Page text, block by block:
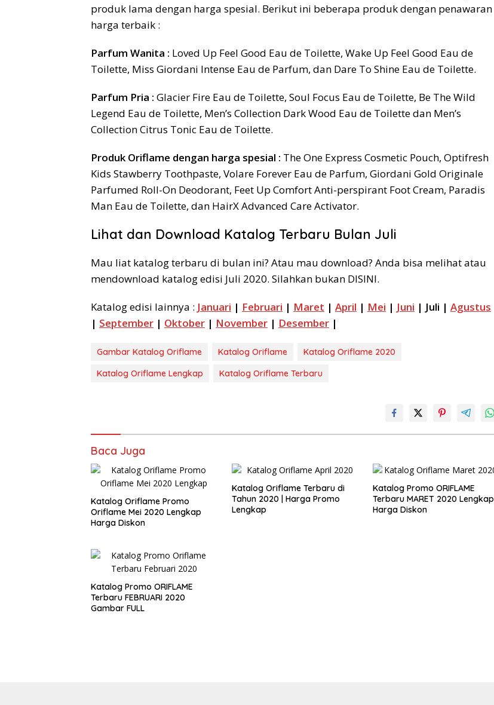
produk lama dengan harga spesial. Berikut ini beberapa produk dengan penawaran
harga terbaik :
Parfum Wanita : Loved Up Feel Good Eau de Toilette, Wake Up Feel Good Eau de
Toilette, Miss Giordani Intense Eau de Parfum, dan Dare To Shine Eau de Toilette.
Parfum Pria : Glacier Fire Eau de Toilette, Soul Focus Eau de Toilette, Be The Wild
Legend Eau de Toilette, Men’s Collection Dark Wood Eau de Toilette dan Men’s
Collection Citrus Tonic Eau de Toilette.
Produk Oriflame dengan harga spesial : The One Express Cosmetic Pouch, Optifresh
Kids Stawberry Toothpaste, Volare Forever Eau de Parfum, Giordani Gold Originale
Parfumed Roll-On Deodorant, Feet Up Comfort Anti-perspirant Foot Cream, Paradis
Man Eau de Toilette, dan HairX Advanced Care Activator.
Lihat dan Download Katalog Terbaru Bulan Juli
Mau liat katalog terbaru di bulan ini? Atau mau download? Anda bisa melihat atau
mendownload katalog edisi Juli 2020. Silahkan bukan DISINI.
Katalog edisi lainnya : Januari | Februari | Maret | April | Mei | Juni | Juli | Agustus
| September | Oktober | November | Desember |
Gambar Katalog Oriflame Katalog Oriflame
Katalog Oriflame 2020
Katalog Oriflame Lengkap
Katalog Oriflame Terbaru
Baca Juga
Katalog Oriflame Promo
Oriflame Mei 2020 Lengkap
Harga Diskon
Katalog Oriflame Terbaru di
Tahun 2020 | Harga Promo
Lengkap
Katalog Promo ORIFLAME
Terbaru MARET 2020 Lengkap
Harga Diskon
Katalog Promo ORIFLAME
Terbaru FEBRUARI 2020
Gambar FULL